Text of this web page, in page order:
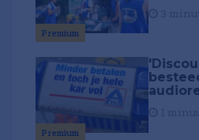
Premium
Premium